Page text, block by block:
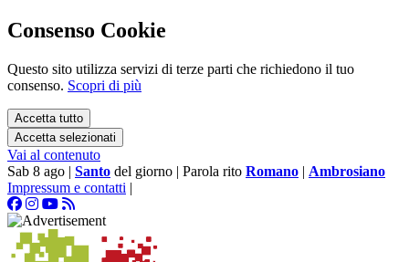
Consenso Cookie
Questo sito utilizza servizi di terze parti che richiedono il tuo
consenso. Scopri di più
Accetta tutto
Accetta selezionati
Vai al contenuto
Sab 8 ago | Santo del giorno | Parola rito Romano | Ambrosiano
Impressum e contatti |